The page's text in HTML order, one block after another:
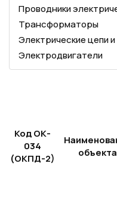
Проводники
Трансформаторы
Электрические цепи
Электродвигатели
Код ОК-
034
(ОКПД-2)
объекта